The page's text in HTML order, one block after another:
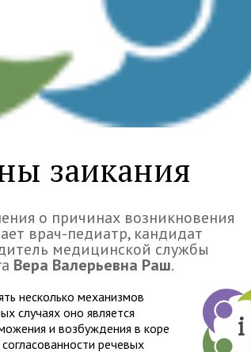
заикания
о причинах возникновения
врач-педиатр, кандидат
медицинской службы
Вера Валерьевна Раш.
несколько механизмов
случаях оно является
и возбуждения в коре
речевых